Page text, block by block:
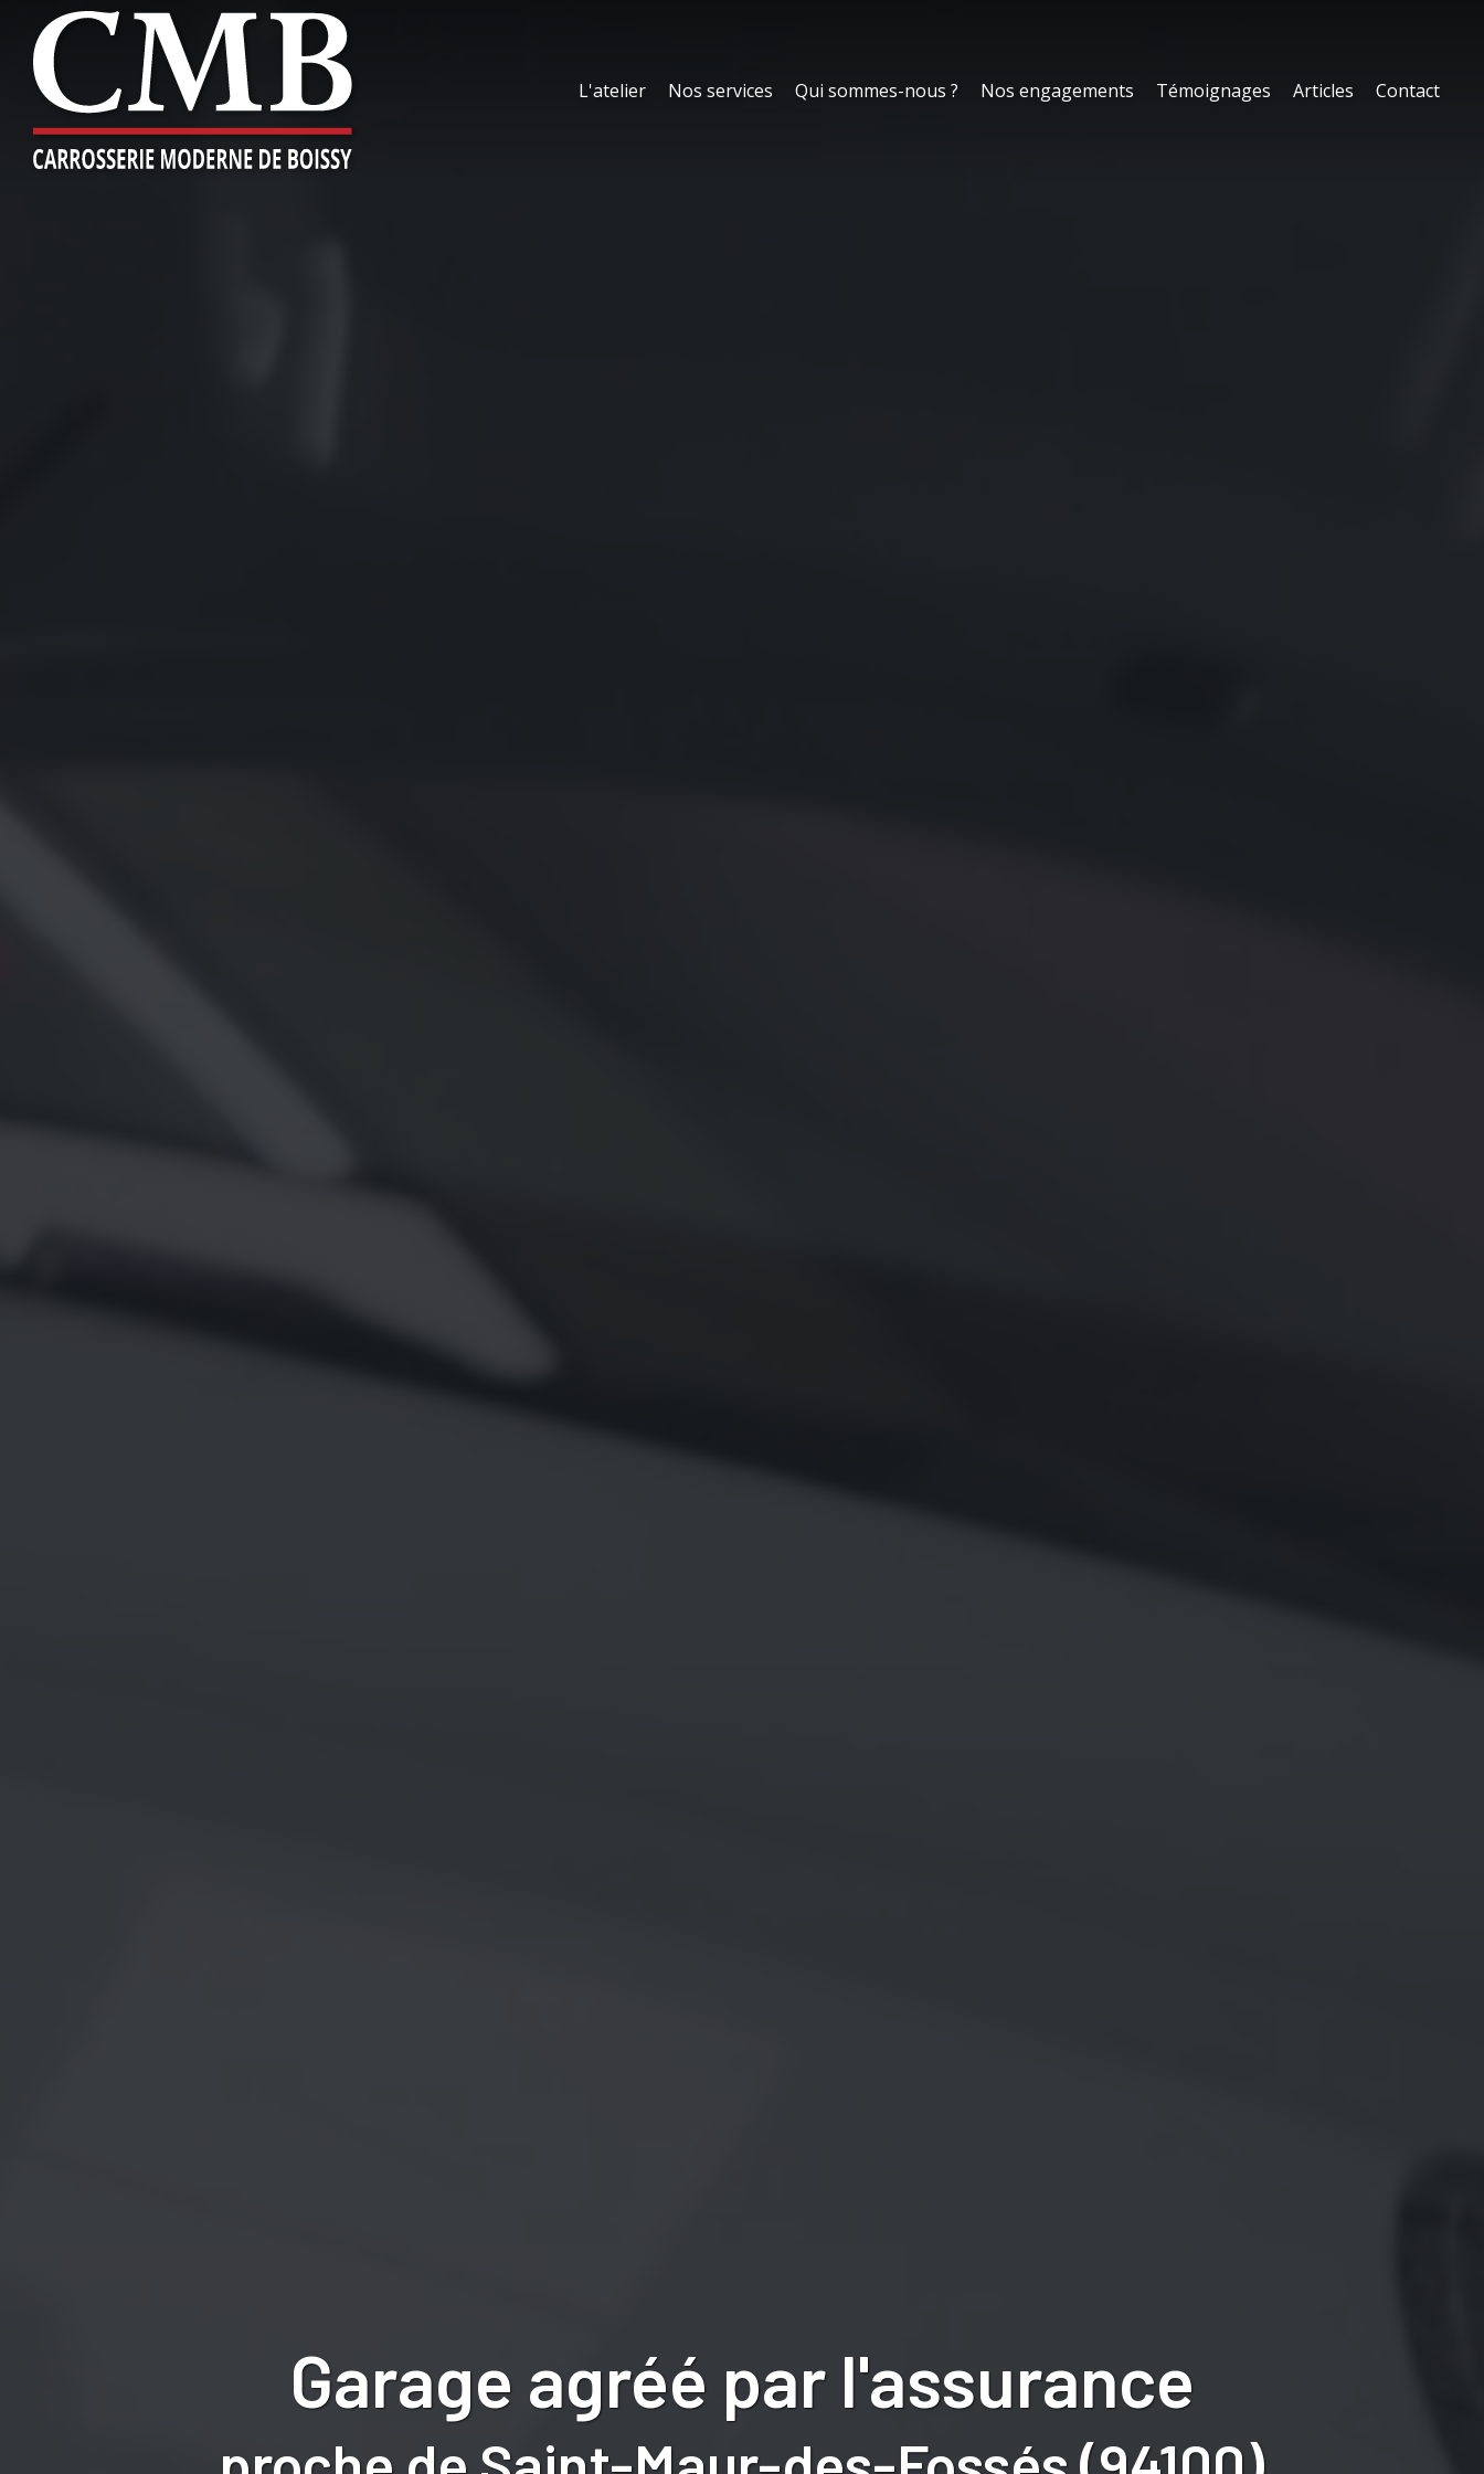
L'atelier Nos services Qui sommes-nous ? Nos engagements Témoignages Articles Contact
Garage agréé par l'assurance